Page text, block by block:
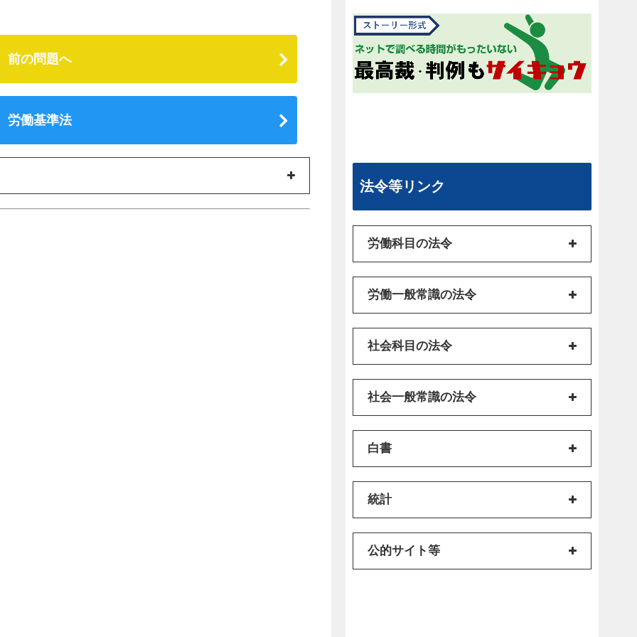
の問題へ
働基準法
法令等リンク
労働科目の法令
労働一般常識の法令
社会科目の法令
社会一般常識の法令
白書
統計
公的サイト等